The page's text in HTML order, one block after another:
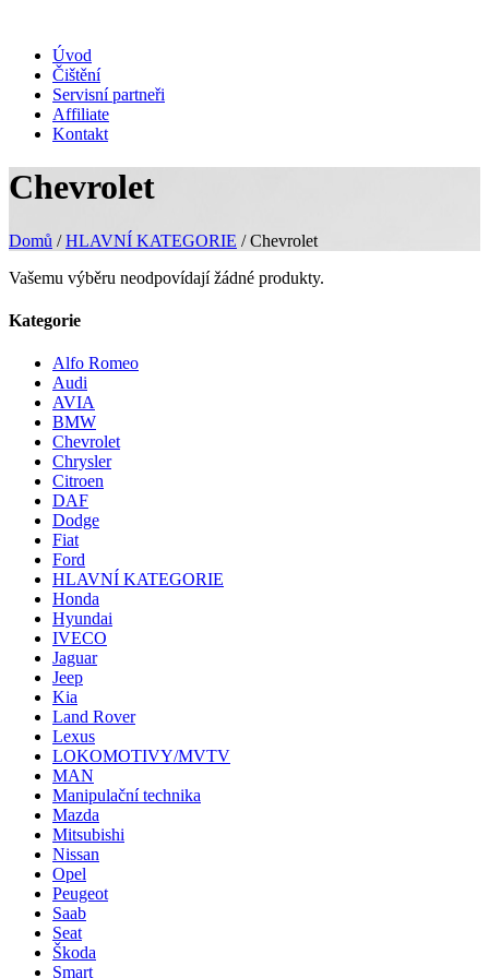
Úvod
Čištění
Servisní partneři
Affiliate
Kontakt
Chevrolet
Domů /HLAVNÍ KATEGORIE / Chevrolet
Vašemu výběru neodpovídají žádné produkty.
Kategorie
Alfo Romeo
Audi
AVIA
BMW
Chevrolet
Chrysler
Citroen
DAF
Dodge
Fiat
Ford
HLAVNÍ KATEGORIE
Honda
Hyundai
IVECO
Jaguar
Jeep
Kia
Land Rover
Lexus
LOKOMOTIVY/MVTV
MAN
Manipulační technika
Mazda
Mitsubishi
Nissan
Opel
Peugeot
Saab
Seat
Škoda
Smart